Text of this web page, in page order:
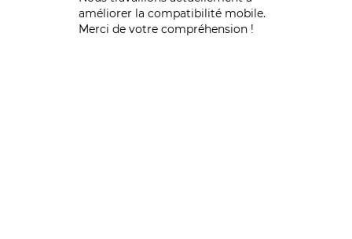
améliorer la compatibilité mobile.
Merci de votre compréhension !